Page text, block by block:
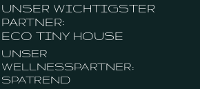
UNSER WICHTIGSTER
PARTNER:
ECO TINY HOUSE
UNSER
WELLNESSPARTNER:
SPATREND